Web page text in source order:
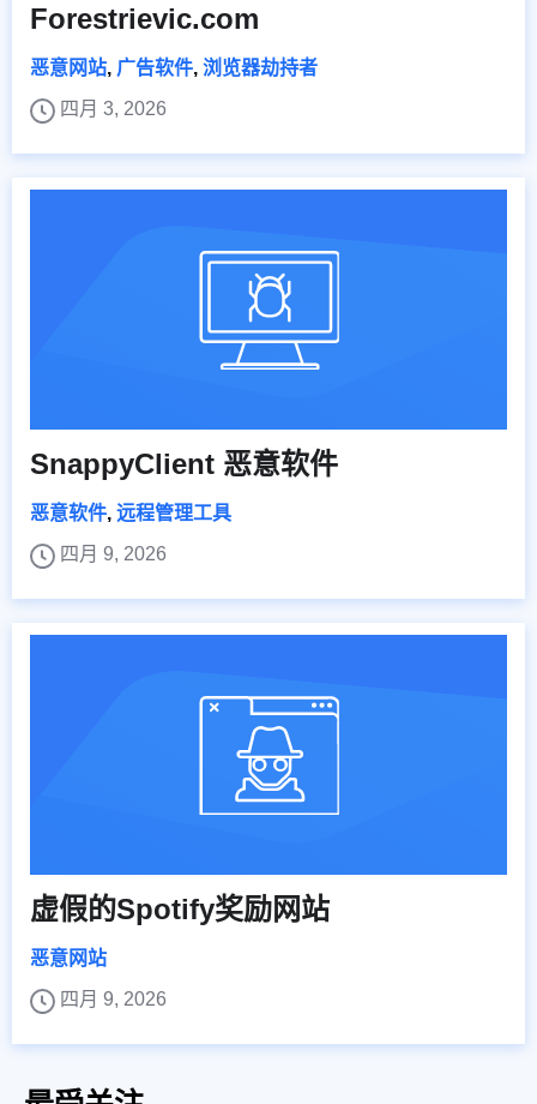
Forestrievic.com
恶意网站, 广告软件, 浏览器劫持者
四月 3, 2026
SnappyClient 恶意软件
恶意软件, 远程管理工具
四月 9, 2026
虚假的Spotify奖励网站
恶意网站
四月 9, 2026